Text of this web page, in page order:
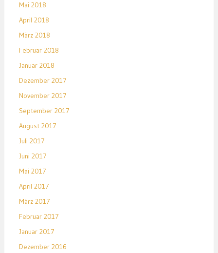
Mai 2018
April 2018
März 2018
Februar 2018
Januar 2018
Dezember 2017
November 2017
September 2017
August 2017
Juli 2017
Juni 2017
Mai 2017
April 2017
März 2017
Februar 2017
Januar 2017
Dezember 2016